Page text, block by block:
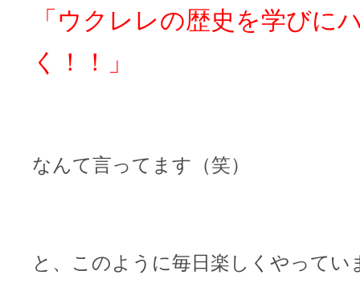
「ウクレレの歴史を学びに
く！！」
なんて言ってます（笑）
と、このように毎日楽しくやってい